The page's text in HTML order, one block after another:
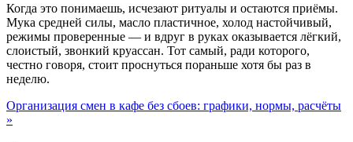
Когда это понимаешь, исчезают ритуалы и остаются приёмы.
Мука средней силы, масло пластичное, холод настойчивый,
режимы проверенные — и вдруг в руках оказывается лёгкий,
слоистый, звонкий круассан. Тот самый, ради которого,
честно говоря, стоит проснуться пораньше хотя бы раз в
неделю.
Организация смен в кафе без сбоев: графики, нормы, расчёты
»